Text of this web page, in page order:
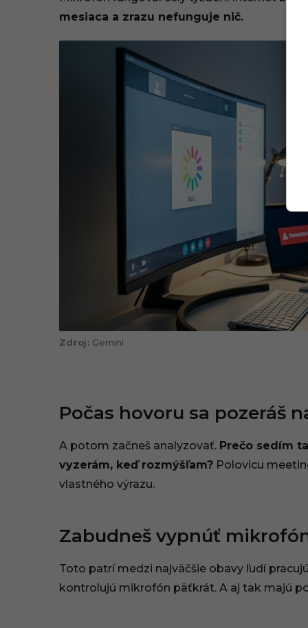
mesiaca a zrazu nefunguje nič.
Gemini
Počas hovoru sa pozeráš
A potom začneš analyzovať. Prečo sedím
vyzerám, keď rozmýšľam? Polovicu
vlastného výrazu.
Zabudneš vypnúť
Toto patrí medzi najväčšie obavy ľudí
kontrolujú mikrofón päťkrát. A aj tak majú